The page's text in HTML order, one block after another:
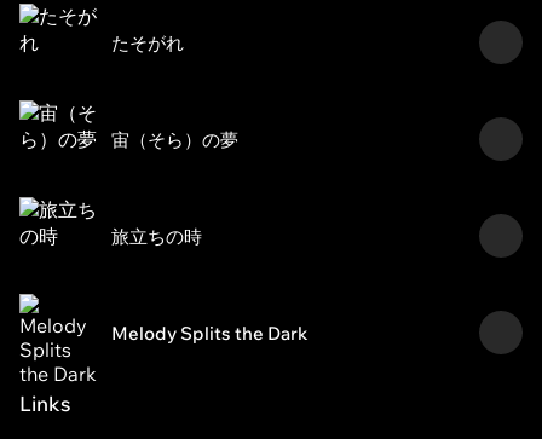
たそがれ
宙（そら）の夢
旅立ちの時
Melody Splits the Dark
Links